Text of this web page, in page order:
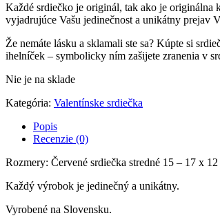
Každé srdiečko je originál, tak ako je originálna
vyjadrujúce Vašu jedinečnost a unikátny prejav
Že nemáte lásku a sklamali ste sa? Kúpte si
ihelníček – symbolicky ním zašijete zranenia v
Nie je na sklade
Kategória: Valentínske srdiečka
Popis
Recenzie (0)
Rozmery: Červené srdiečka stredné 15 – 17 x
Každý výrobok je jedinečný a unikátny.
Vyrobené na Slovensku.